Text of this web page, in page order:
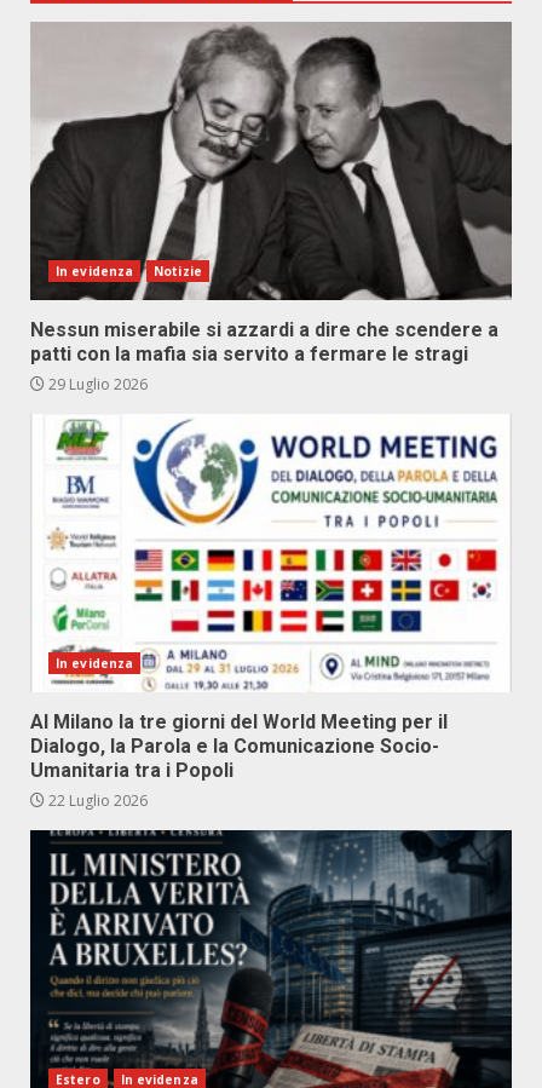
In evidenza Notizie
Nessun miserabile si azzardi a dire che scendere a
patti con la mafia sia servito a fermare le stragi
29 Luglio 2026
In evidenza
Al Milano la tre giorni del World Meeting per il
Dialogo, la Parola e la Comunicazione Socio-
Umanitaria tra i Popoli
22 Luglio 2026
Estero In evidenza